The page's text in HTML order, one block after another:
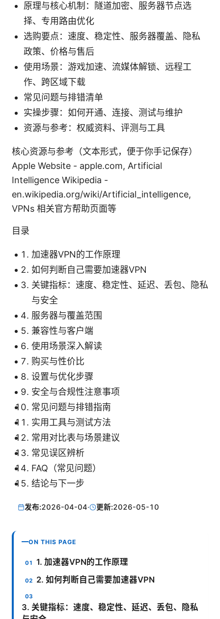
原理与核心机制：隧道加密、服务器节点选
择、专用路由优化
选购要点：速度、稳定性、服务器覆盖、隐私
政策、价格与售后
使用场景：游戏加速、流媒体解锁、远程工
作、跨区域下载
常见问题与排错清单
实操步骤：如何开通、连接、测试与维护
资源与参考：权威资料、评测与工具
核心资源与参考（文本形式，便于你手记保存）
Apple Website - apple.com, Artificial
Intelligence Wikipedia -
en.wikipedia.org/wiki/Artificial_intelligence,
VPNs 相关官方帮助页面等
目录
加速器VPN的工作原理
如何判断自己需要加速器VPN
关键指标：速度、稳定性、延迟、丢包、隐私
与安全
服务器与覆盖范围
兼容性与客户端
使用场景深入解读
购买与性价比
设置与优化步骤
安全与合规性注意事项
常见问题与排错指南
实用工具与测试方法
常用对比表与场景建议
常见误区辨析
FAQ（常见问题）
结论与下一步
发布:2026-04-04· 更新:2026-05-10
ON THIS PAGE
1. 加速器VPN的工作原理
2. 如何判断自己需要加速器VPN
3. 关键指标：速度、稳定性、延迟、丢包、隐私